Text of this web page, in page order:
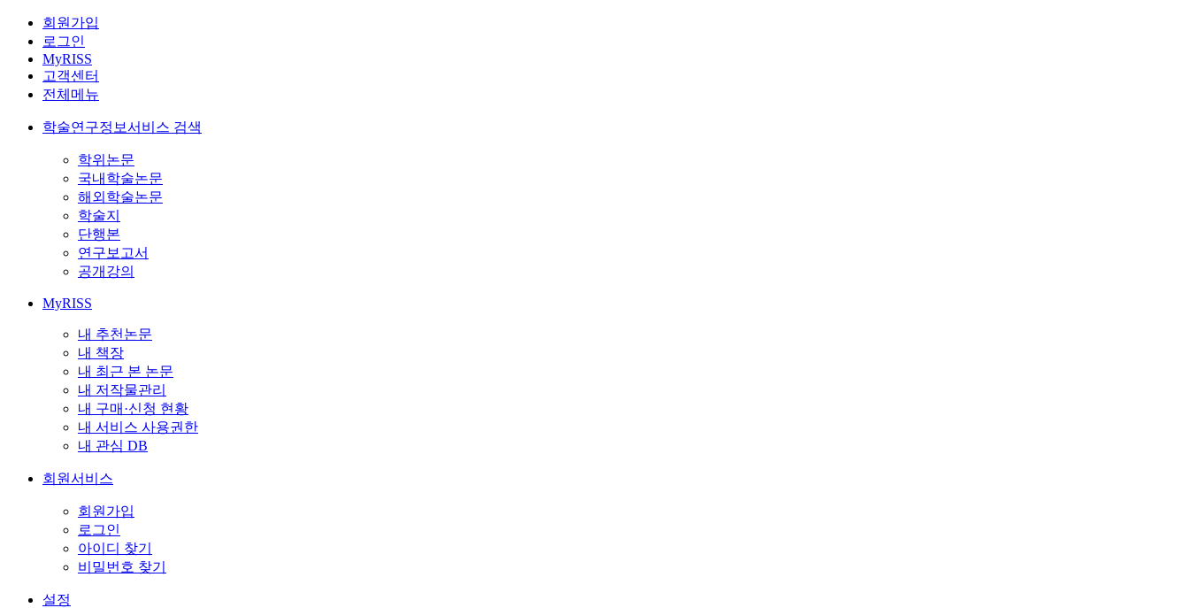
회원가입
로그인
MyRISS
고객센터
전체메뉴
학술연구정보서비스 검색
학위논문
국내학술논문
해외학술논문
학술지
단행본
연구보고서
공개강의
MyRISS
내 추천논문
내 책장
내 최근 본 논문
내 저작물관리
내 구매·신청 현황
내 서비스 사용권한
내 관심 DB
회원서비스
회원가입
로그인
아이디 찾기
비밀번호 찾기
설정